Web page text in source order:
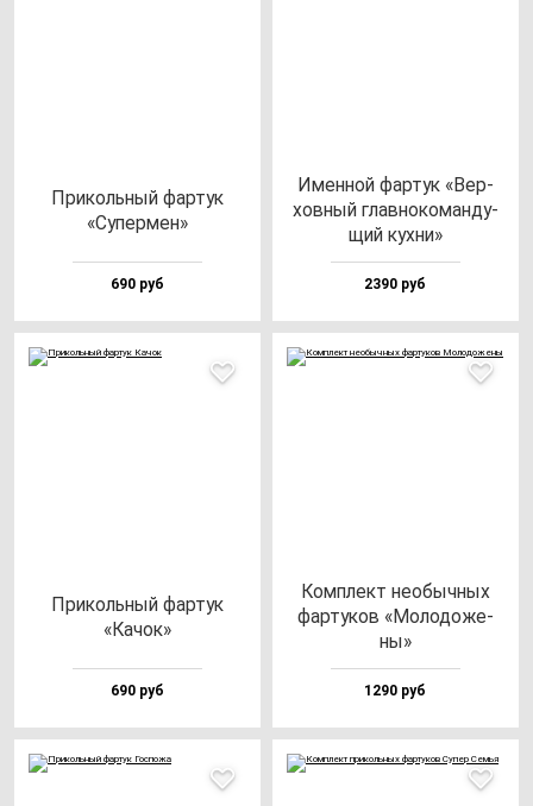
При­коль­ный фар­тук
«Супер­мен»
690 руб
Имен­ной фар­тук «Вер­
хов­ный глав­но­ко­ман­ду­
щий кух­ни»
2390 руб
При­коль­ный фар­тук
«Качок»
690 руб
Ком­плект не­обыч­ных
фар­ту­ков «Моло­до­же­
ны»
1290 руб